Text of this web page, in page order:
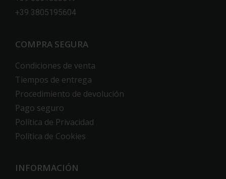
+39 3805195604
COMPRA SEGURA
Condiciones de venta
Tiempos de entrega
Procedimiento de devolución
Pago seguro
Política de Privacidad
Política de Cookies
INFORMACIÓN